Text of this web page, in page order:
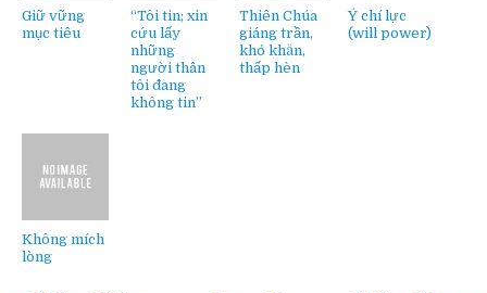
Giữ vững
mục tiêu
“Tôi tin; xin
cứu lấy
những
người thân
tôi đang
không tin”
Thiên Chúa
giáng trần,
khó khăn,
thấp hèn
Ý chí lực
(will power)
Không mích
lòng